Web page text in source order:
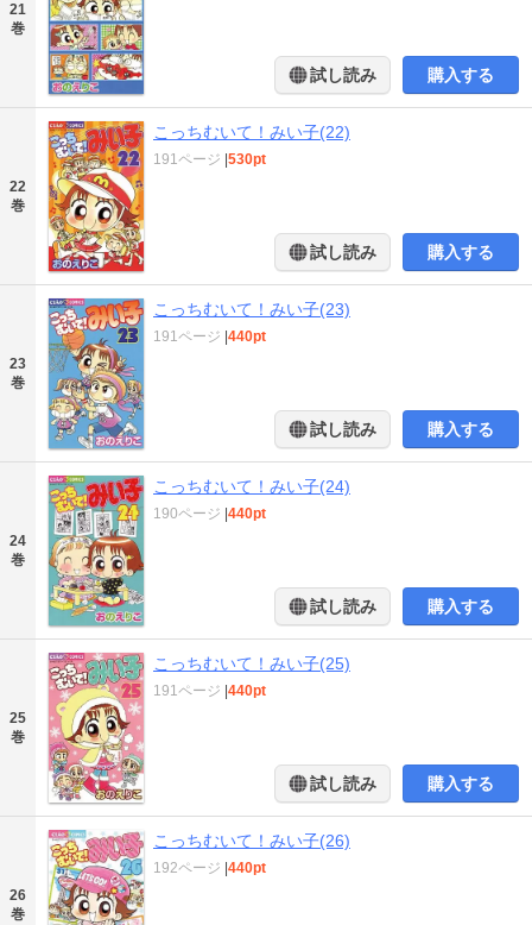
21
巻
試し読み 購入する
22
巻
こっちむいて！みい子(22)
191ページ 530pt
試し読み 購入する
23
巻
こっちむいて！みい子(23)
191ページ 440pt
試し読み 購入する
24
巻
こっちむいて！みい子(24)
190ページ 440pt
試し読み 購入する
25
巻
こっちむいて！みい子(25)
191ページ 440pt
試し読み 購入する
26
巻
こっちむいて！みい子(26)
192ページ 440pt